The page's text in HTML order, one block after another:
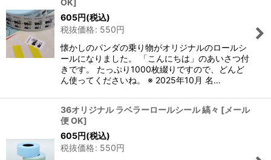
OK]
605円(税込)
税抜価格: 550円
懐かしのパンダの乗り物がオリジナルのロールシ
ールになりました。 「こんにちは」のあいさつ付
きです。 たっぷり1000枚綴りですので、どんど
ん使ってくださいね。 ※ 2025年10月 名…
36オリジナル ラベラーロールシール 縞々 [メール
便 OK]
605円(税込)
税抜価格: 550円